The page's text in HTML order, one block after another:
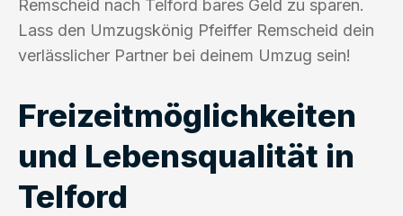
Remscheid nach Telford bares Geld zu sparen.
Lass den Umzugskönig Pfeiffer Remscheid dein
verlässlicher Partner bei deinem Umzug sein!
Freizeitmöglichkeiten
und Lebensqualität in
Telford